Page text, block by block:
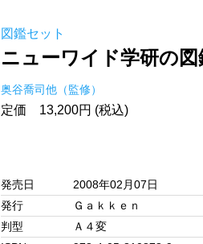
図鑑セット
ニューワイド学研の図
奥谷喬司他（監修）
定価 13,200円 (税込)
発売日
2008年02月07日
発行
Ｇａｋｋｅｎ
判型
Ａ４変